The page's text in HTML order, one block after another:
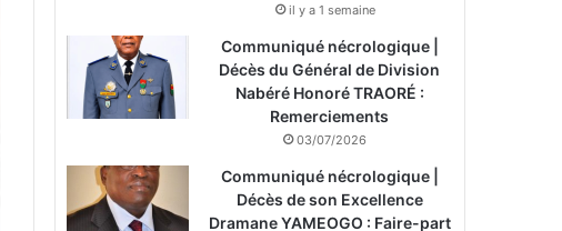
il y a 1 semaine
Communiqué nécrologique |
Décès du Général de Division
Nabéré Honoré TRAORÉ :
Remerciements
03/07/2026
Communiqué nécrologique |
Décès de son Excellence
Dramane YAMEOGO : Faire-part